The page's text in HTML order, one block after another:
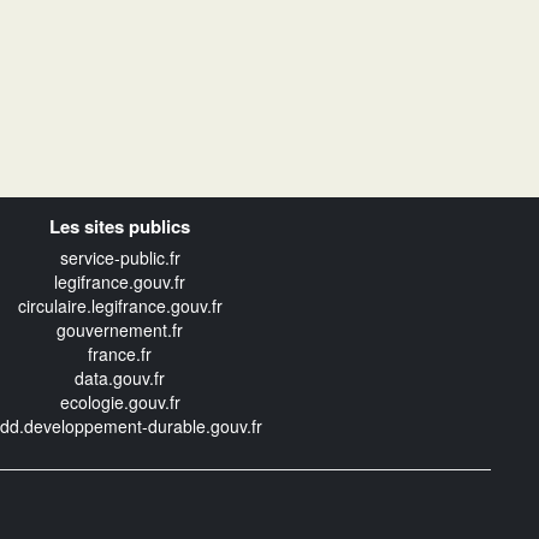
Les sites publics
service-public.fr
legifrance.gouv.fr
circulaire.legifrance.gouv.fr
gouvernement.fr
france.fr
data.gouv.fr
ecologie.gouv.fr
durable.gouv.fr